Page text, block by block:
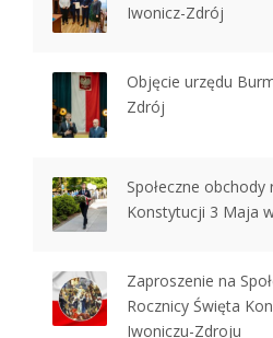
Iwonicz-Zdrój
Objęcie urzędu
Zdrój
Społeczne
Konstytucji 3 Maja
Zaproszenie na
Rocznicy Święta
Iwoniczu-Zdroju